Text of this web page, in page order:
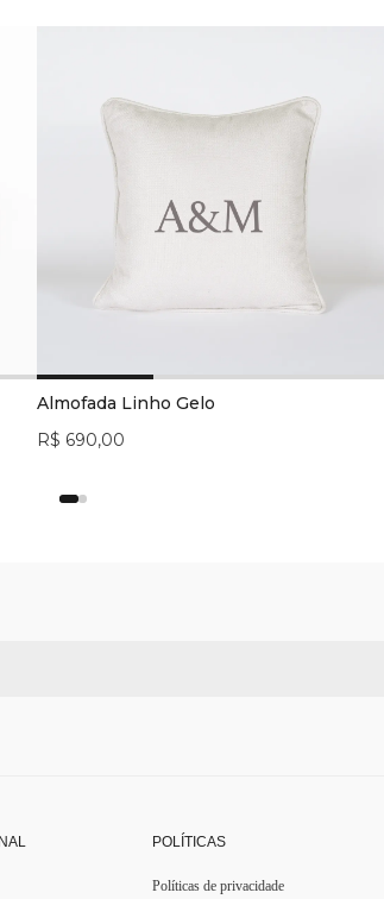
Almofada Linho Gelo
R$ 690,00
POLÍTICAS
Políticas de privacidade